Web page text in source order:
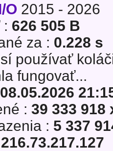
O 2015 - 2026
626 505 B
za : 0.228 s
používať
fungovať...
: 39 333 918
: 5 337
216.73.217.127